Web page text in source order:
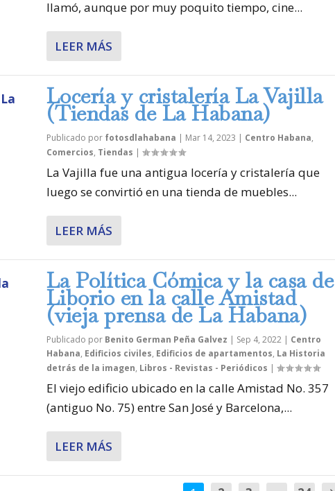
llamó, aunque por muy poquito tiempo, cine...
LEER MÁS
Locería y cristalería La Vajilla
(Tiendas de La Habana)
Publicado por fotosdlahabana | Mar 14, 2023 | Centro Habana,
Comercios, Tiendas |
La Vajilla fue una antigua locería y cristalería que
luego se convirtió en una tienda de muebles...
LEER MÁS
La Política Cómica y la casa de
Liborio en la calle Amistad
(vieja prensa de La Habana)
Publicado por Benito German Peña Galvez | Sep 4, 2022| Centro
Habana, Edificios civiles, Edificios de apartamentos, La Historia
detrás de la imagen, Libros - Revistas - Periódicos |
El viejo edificio ubicado en la calle Amistad No. 357
(antiguo No. 75) entre San José y Barcelona,...
LEER MÁS